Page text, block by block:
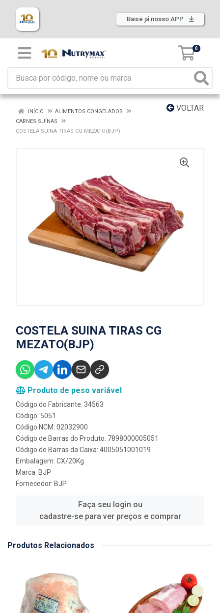
Baixe já nosso APP
0
VOLTAR
INÍCIO
ALIMENTOS CONGELADOS
CARNES SUÍNAS
COSTELA SUINA TIRAS CG MEZATO(BJP)
COSTELA SUINA TIRAS CG
MEZATO(BJP)
Produto de peso variável
Código do Fabricante: 34563
Código: 5051
Código NCM: 02032900
Código de Barras do Produto: 7898000005051
Código de Barras da Caixa: 4005051001019
Embalagem: CX/20Kg
Marca: BJP
Fornecedor: BJP
Faça seu login ou
cadastre-se para ver preços e comprar
Produtos Relacionados